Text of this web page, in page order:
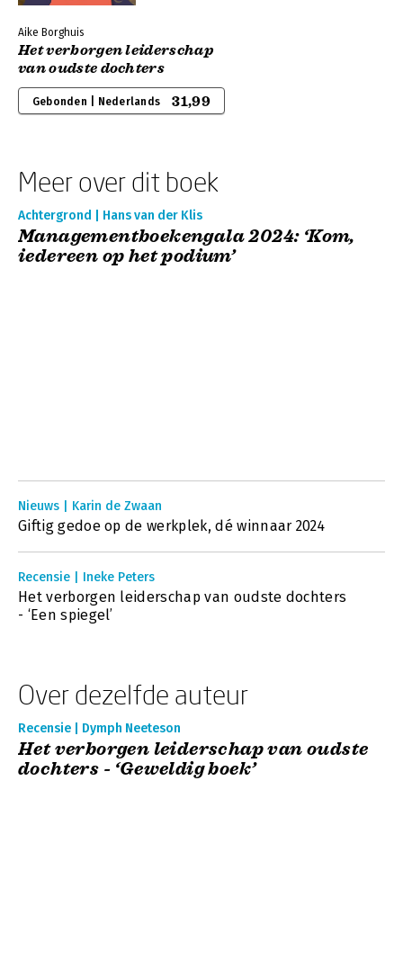
Aike Borghuis
Het verborgen leiderschap
van oudste dochters
Gebonden | Nederlands 31,99
Meer over dit boek
Achtergrond | Hans van der Klis
Managementboekengala 2024: ‘Kom,
iedereen op het podium’
Nieuws | Karin de Zwaan
Giftig gedoe op de werkplek, dé winnaar 2024
Recensie | Ineke Peters
Het verborgen leiderschap van oudste dochters
- ‘Een spiegel’
Over dezelfde auteur
Recensie | Dymph Neeteson
Het verborgen leiderschap van oudste
dochters - ‘Geweldig boek’